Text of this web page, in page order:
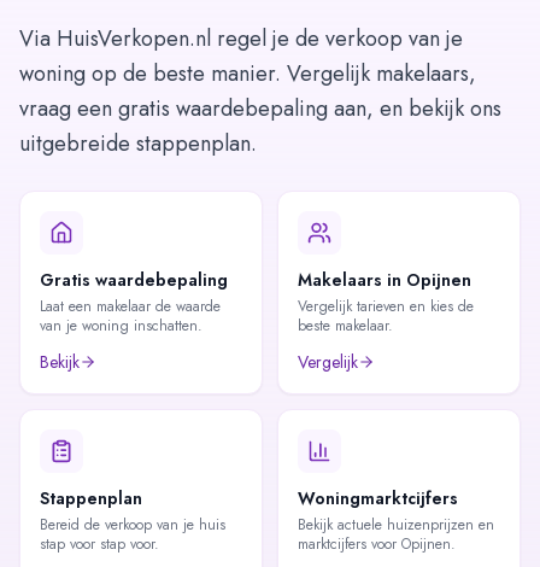
Via HuisVerkopen.nl regel je de verkoop van je
woning op de beste manier. Vergelijk makelaars,
vraag een gratis waardebepaling aan, en bekijk ons
uitgebreide stappenplan.
Gratis waardebepaling
Laat een makelaar de waarde
van je woning inschatten.
Bekijk
Makelaars in Opijnen
Vergelijk tarieven en kies de
beste makelaar.
Vergelijk
Stappenplan
Bereid de verkoop van je huis
stap voor stap voor.
Woningmarktcijfers
Bekijk actuele huizenprijzen en
marktcijfers voor Opijnen.